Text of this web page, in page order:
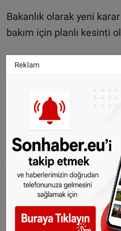
Bakanlık olarak yeni
bakım için planlı kesinti
ZAM ÖNGÖRMÜYORUZ
Dolardaki artışlar
elektrik ve doğalgazda
YAZ SAATİ UYGULAMASI
Aldığımız bu kararla
yüzde 80-90'ından
yüz herkesin memnun
tabiki. Burada bilimsel
Reklam